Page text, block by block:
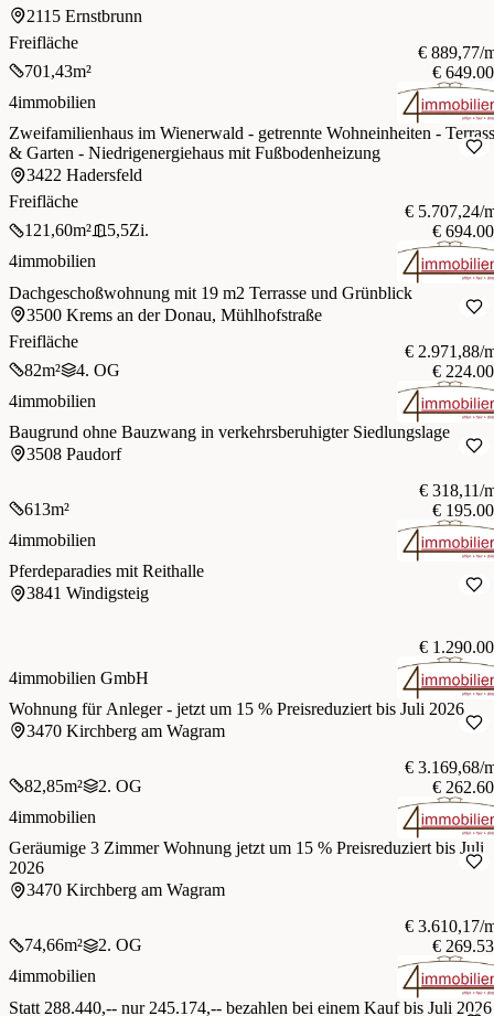
2115 Ernstbrunn
Freifläche
701,43m²
€ 889,77/
€
4immobilien
Zweifamilienhaus im Wienerwald - getrennte Wohneinheiten -
& Garten - Niedrigenergiehaus mit Fußbodenheizung
3422 Hadersfeld
Freifläche
121,60m² 5,5Zi.
€ 5.707,24/
€
4immobilien
Dachgeschoßwohnung mit 19 m2 Terrasse und Grünblick
3500 Krems an der Donau, Mühlhofstraße
Freifläche
82m² 4. OG
€ 2.971,88/
€
4immobilien
Baugrund ohne Bauzwang in verkehrsberuhigter Siedlungslage
3508 Paudorf
613m²
€ 318,11/
€
4immobilien
Pferdeparadies mit Reithalle
3841 Windigsteig
€
4immobilien GmbH
Wohnung für Anleger - jetzt um 15 % Preisreduziert bis Juli 2026
3470 Kirchberg am Wagram
82,85m² 2. OG
€ 3.169,68/
€
4immobilien
Geräumige 3 Zimmer Wohnung jetzt um 15 % Preisreduziert bis Juli
2026
3470 Kirchberg am Wagram
74,66m² 2. OG
€ 3.610,17/
€
4immobilien
Statt 288.440,-- nur 245.174,-- bezahlen bei einem Kauf bis Juli 2026